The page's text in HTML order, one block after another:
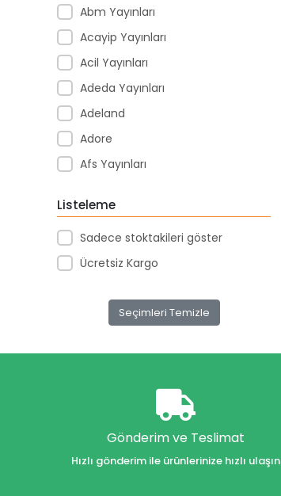
Abm Yayınları
Acayip Yayınları
Acil Yayınları
Adeda Yayınları
Adeland
Adore
Afs Yayınları
Agt
Aıhao
Akademi Denizi Yayınları
Akçağ Yayınları
Alfa Yayınları
Alfabe Yayınları
Listeleme
Sadece stoktakileri göster
Ücretsiz Kargo
Seçimleri Temizle
Gönderim ve Teslimat
Hızlı gönderim ile ürünlerinize hızlı ulaşın